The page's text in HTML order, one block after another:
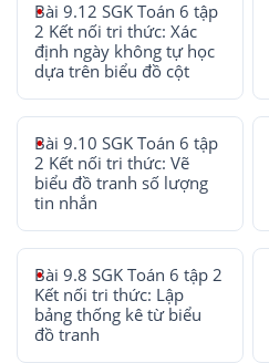
Bài 9.12 SGK Toán 6 tập
2 Kết nối tri thức: Xác
định ngày không tự học
dựa trên biểu đồ cột
Bài 9.10 SGK Toán 6 tập
2 Kết nối tri thức: Vẽ
biểu đồ tranh số lượng
tin nhắn
Bài 9.8 SGK Toán 6 tập 2
Kết nối tri thức: Lập
bảng thống kê từ biểu
đồ tranh